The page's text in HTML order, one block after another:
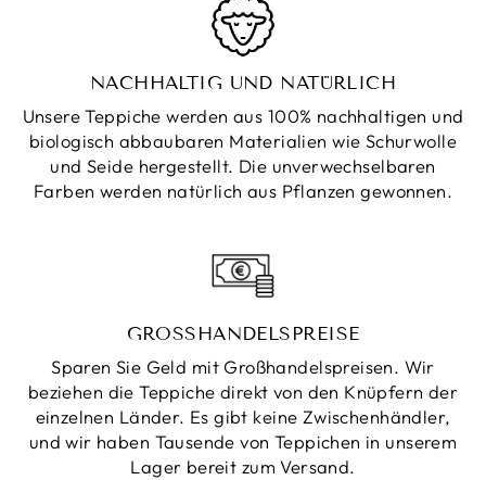
NACHHALTIG UND NATÜRLICH
Unsere Teppiche werden aus 100% nachhaltigen und
biologisch abbaubaren Materialien wie Schurwolle
und Seide hergestellt. Die unverwechselbaren
Farben werden natürlich aus Pflanzen gewonnen.
GROSSHANDELSPREISE
Sparen Sie Geld mit Großhandelspreisen. Wir
beziehen die Teppiche direkt von den Knüpfern der
einzelnen Länder. Es gibt keine Zwischenhändler,
und wir haben Tausende von Teppichen in unserem
Lager bereit zum Versand.